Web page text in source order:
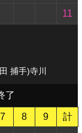
11
捕手)寺川
了
7 8 9
計